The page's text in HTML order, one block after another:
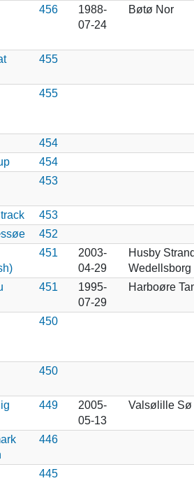
456
1988-
07-24
Bøtø Nor
455
455
454
454
453
453
452
451
2003-
04-29
Husby
Wedellsborg
451
1995-
07-29
Harboøre
450
450
449
2005-
05-13
Valsølille Sø
446
445